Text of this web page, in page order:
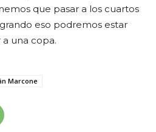
que pasar a los cuartos
eso podremos estar
una copa.
Marcone